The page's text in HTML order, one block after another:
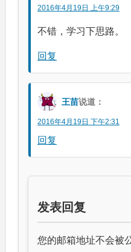
2016年4月19日 上午9:29
不错，学习下思路。
回复
王苗说道：
2016年4月19日 下午2:31
回复
发表回复
您的邮箱地址不会被